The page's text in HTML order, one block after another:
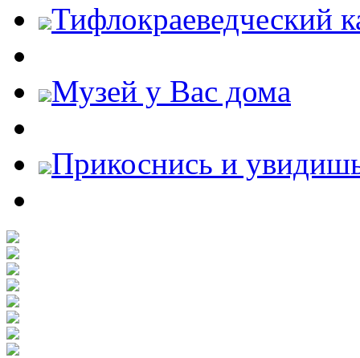
Тифлокраеведческий
Музей у Вас дома
Прикоснись и